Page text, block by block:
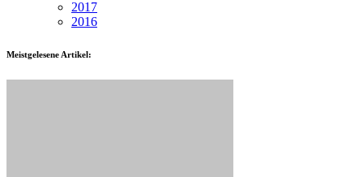
2017
2016
Meistgelesene Artikel: